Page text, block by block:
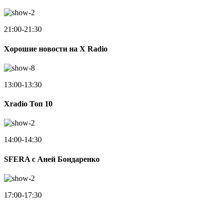
21:00-21:30
Хорошие новости на X Radio
13:00-13:30
Xradio Топ 10
14:00-14:30
SFERA с Аней Бондаренко
17:00-17:30